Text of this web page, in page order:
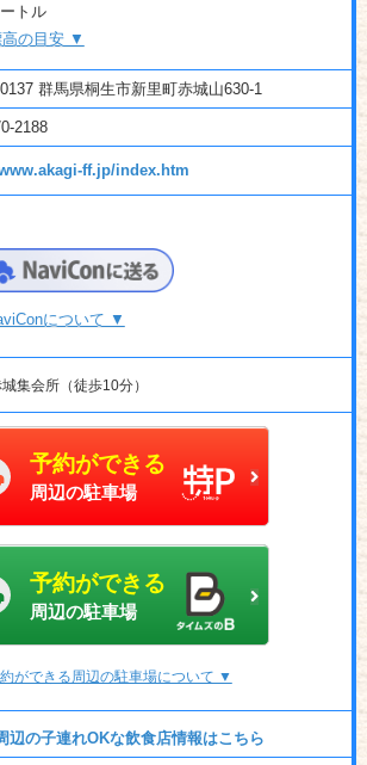
トル
の目安 ▼
群馬県桐生市新里町赤城山630-1
2188
ff.jp/index.htm
について ▼
集会所（徒歩10分）
予約ができる
周辺の駐車場
予約ができる
周辺の駐車場
ができる周辺の駐車場について ▼
辺の子連れOKな飲食店情報はこちら